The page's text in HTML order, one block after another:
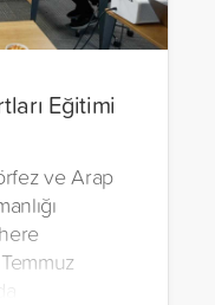
Eğitimi
ve Arap